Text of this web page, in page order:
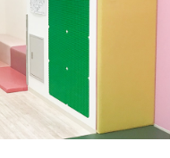
幼児教室です。受給
用いただけます。
る福祉サービスで